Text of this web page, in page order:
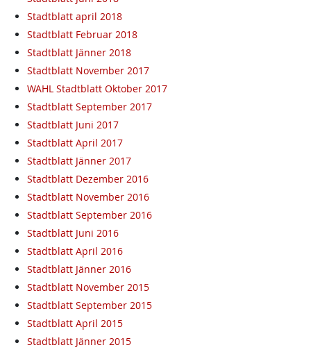
Stadtblatt april 2018
Stadtblatt Februar 2018
Stadtblatt Jänner 2018
Stadtblatt November 2017
WAHL Stadtblatt Oktober 2017
Stadtblatt September 2017
Stadtblatt Juni 2017
Stadtblatt April 2017
Stadtblatt Jänner 2017
Stadtblatt Dezember 2016
Stadtblatt November 2016
Stadtblatt September 2016
Stadtblatt Juni 2016
Stadtblatt April 2016
Stadtblatt Jänner 2016
Stadtblatt November 2015
Stadtblatt September 2015
Stadtblatt April 2015
Stadtblatt Jänner 2015